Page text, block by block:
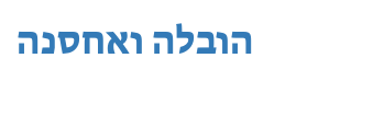
הובלה ואחסנה